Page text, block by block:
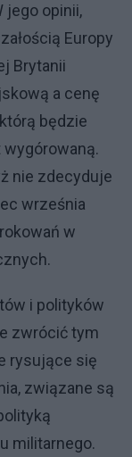
jego opinii,
Europy
Brytanii
a cenę
będzie
wygórowaną.
nie zdecyduje
września
w
i polityków
zwrócić tym
rysujące się
związane są
militarnego.